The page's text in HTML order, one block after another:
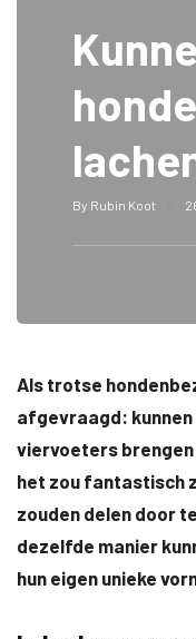
By Rubin Koot
Als trotse
afgevraagd: kunnen
viervoeters brengen
het zou fantastisch
zouden delen door
dezelfde manier
hun eigen unieke